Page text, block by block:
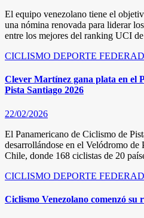
El equipo venezolano tiene el
una nómina renovada para liderar
entre los mejores del ranking UCI
CICLISMO DEPORTE
Clever Martínez gana plata en el
Pista Santiago 2026
22/02/2026
El Panamericano de Ciclismo de
desarrollándose en el Velódromo de
Chile, donde 168 ciclistas de 20
CICLISMO DEPORTE
Ciclismo Venezolano comenzó su